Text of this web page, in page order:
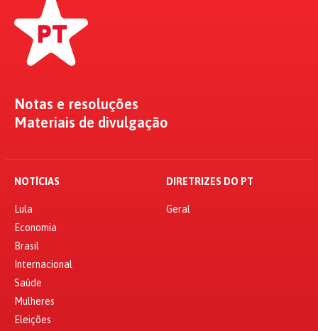
Notas e resoluções
Materiais de divulgação
NOTÍCIAS
Lula
Economia
Brasil
Internacional
Saúde
Mulheres
Eleições
DIRETRIZES DO PT
Geral